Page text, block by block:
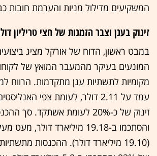
המשקיעים מדילול מניות והערמת חובות
זינוק בענן וצבר הזמנות של חצי טריליון
במבט ראשון, הדוח של אורקל מציג
המונעים בעיקר מהמעבר המואץ של
מקומיות לתשתיות ענן מתקדמות. הרווח
והסתכמו ב-19.18 מיליארד דולר,
(19.10 מיליארד דולר). ההכנסות